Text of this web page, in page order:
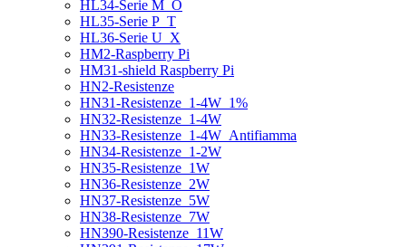
HL34-Serie M_O
HL35-Serie P_T
HL36-Serie U_X
HM2-Raspberry Pi
HM31-shield Raspberry Pi
HN2-Resistenze
HN31-Resistenze_1-4W_1%
HN32-Resistenze_1-4W
HN33-Resistenze_1-4W_Antifiamma
HN34-Resistenze_1-2W
HN35-Resistenze_1W
HN36-Resistenze_2W
HN37-Resistenze_5W
HN38-Resistenze_7W
HN390-Resistenze_11W